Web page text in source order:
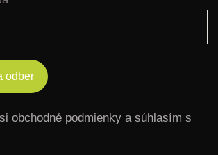
obchodné podmienky a súhlasím s